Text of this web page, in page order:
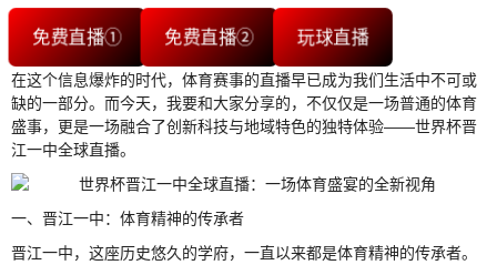
免费直播① 免费直播② 玩球直播
在这个信息爆炸的时代，体育赛事的直播早已成为我们生活中不可或
缺的一部分。而今天，我要和大家分享的，不仅仅是一场普通的体育
盛事，更是一场融合了创新科技与地域特色的独特体验——世界杯晋
江一中全球直播。
一、晋江一中：体育精神的传承者
晋江一中，这座历史悠久的学府，一直以来都是体育精神的传承者。